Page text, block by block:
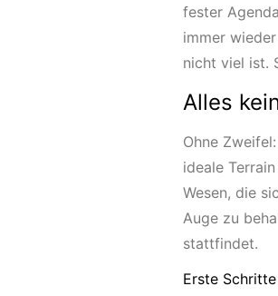
fester
immer
nicht viel ist.
Alles
Ohne
ideale
Wesen, die
Auge zu
stattfindet.
Erste